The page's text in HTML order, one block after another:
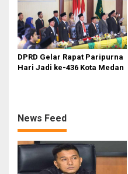
DPRD Gelar Rapat Paripurna
Hari Jadi ke-436 Kota Medan
News Feed